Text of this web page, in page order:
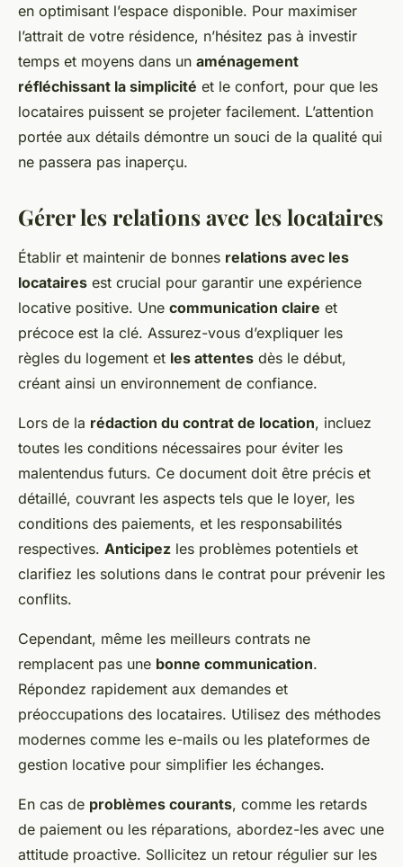
en optimisant l’espace disponible. Pour maximiser
l’attrait de votre résidence, n’hésitez pas à investir
temps et moyens dans un aménagement
réfléchissant la simplicité et le confort, pour que les
locataires puissent se projeter facilement. L’attention
portée aux détails démontre un souci de la qualité qui
ne passera pas inaperçu.
Gérer les relations avec les locataires
Établir et maintenir de bonnes relations avec les
locataires est crucial pour garantir une expérience
locative positive. Une communication claire et
précoce est la clé. Assurez-vous d’expliquer les
règles du logement et les attentes dès le début,
créant ainsi un environnement de confiance.
Lors de la rédaction du contrat de location, incluez
toutes les conditions nécessaires pour éviter les
malentendus futurs. Ce document doit être précis et
détaillé, couvrant les aspects tels que le loyer, les
conditions des paiements, et les responsabilités
respectives. Anticipez les problèmes potentiels et
clarifiez les solutions dans le contrat pour prévenir les
conflits.
Cependant, même les meilleurs contrats ne
remplacent pas une bonne communication.
Répondez rapidement aux demandes et
préoccupations des locataires. Utilisez des méthodes
modernes comme les e-mails ou les plateformes de
gestion locative pour simplifier les échanges.
En cas de problèmes courants, comme les retards
de paiement ou les réparations, abordez-les avec une
attitude proactive. Sollicitez un retour régulier sur les